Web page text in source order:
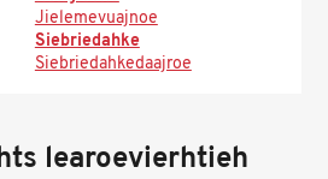
Jielemevuajnoe
Siebriedahke
Siebriedahkedaajroe
learoevierhtieh